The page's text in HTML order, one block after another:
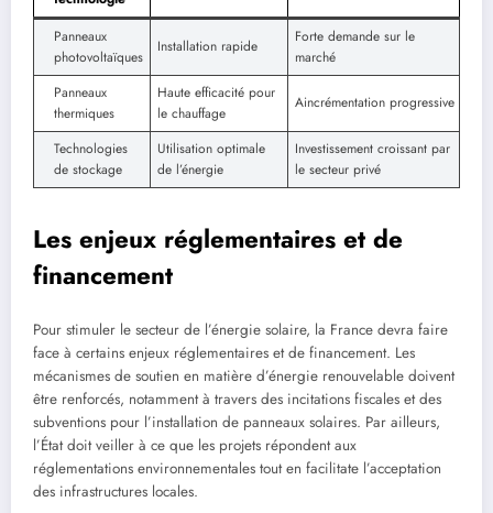
Panneaux
photovoltaïques
Installation rapide
Forte demande sur le
marché
Panneaux
thermiques
Haute efficacité pour
le chauffage
Aincrémentation progressive
Technologies
de stockage
Utilisation optimale
de l’énergie
Investissement croissant par
le secteur privé
Les enjeux réglementaires et de
financement
Pour stimuler le secteur de l’énergie solaire, la France devra faire
face à certains enjeux réglementaires et de financement. Les
mécanismes de soutien en matière d’énergie renouvelable doivent
être renforcés, notamment à travers des incitations fiscales et des
subventions pour l’installation de panneaux solaires. Par ailleurs,
l’État doit veiller à ce que les projets répondent aux
réglementations environnementales tout en facilitate l’acceptation
des infrastructures locales.